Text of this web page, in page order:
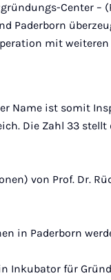
Center –
Pader­born
mit
Name ist somit
Die Zahl 33 stellt
von Prof. Dr.
in Paderborn
Inkubator für